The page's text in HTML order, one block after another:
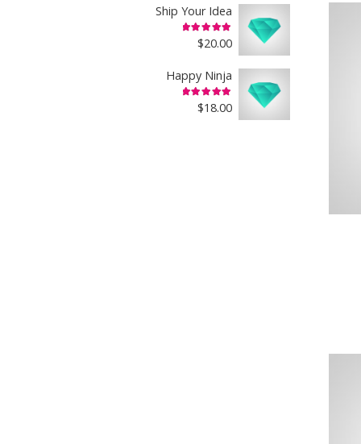
Ship Your Idea
تم التقييم
$20.00
Happy Ninja
تم التقييم
$18.00